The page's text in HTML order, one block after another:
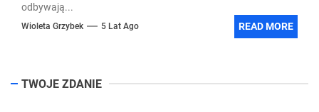
odbywają...
Wioleta Grzybek 5 Lat Ago READ MORE
TWOJE ZDANIE